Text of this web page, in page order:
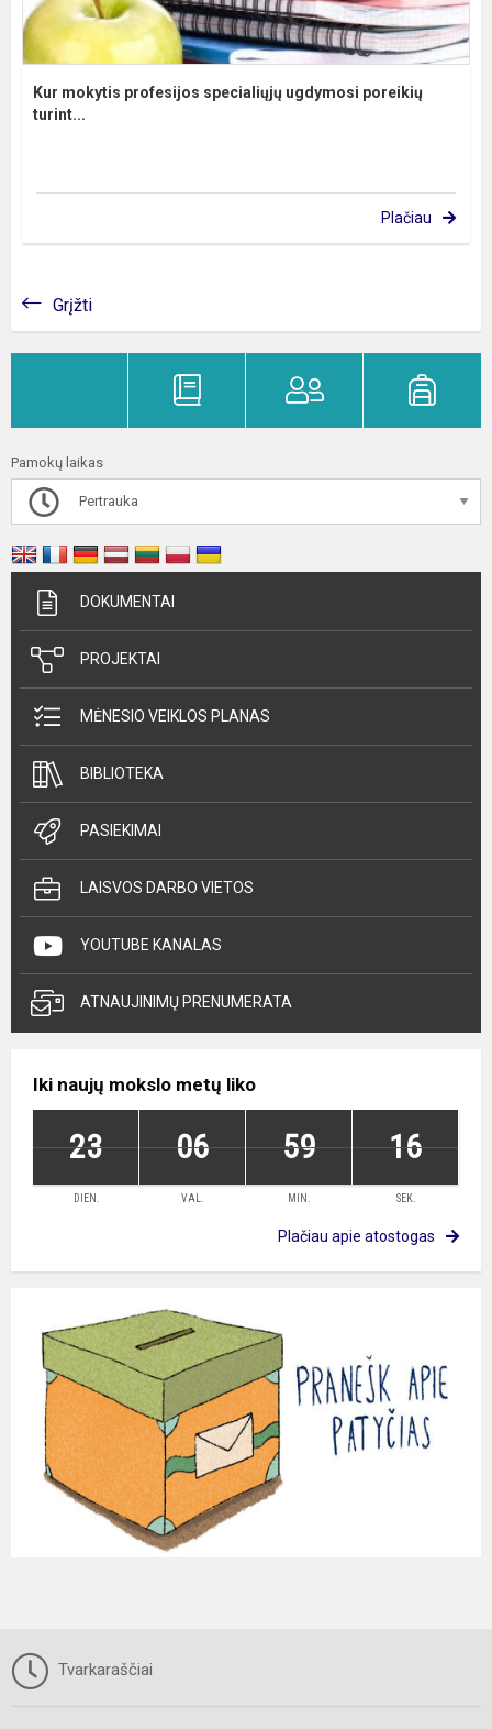
Kur mokytis profesijos specialiųjų ugdymosi poreikių
turint...
Plačiau
Grįžti
Pamokų laikas
Pertrauka
DOKUMENTAI
PROJEKTAI
MĖNESIO VEIKLOS PLANAS
BIBLIOTEKA
PASIEKIMAI
LAISVOS DARBO VIETOS
YOUTUBE KANALAS
ATNAUJINIMŲ PRENUMERATA
Iki naujų mokslo metų liko
23 06 59 15
DIEN. VAL. MIN. SEK.
Plačiau apie atostogas
Tvarkaraščiai